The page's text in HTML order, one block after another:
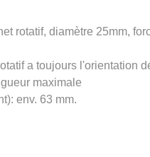
rotatif, diamètre 25mm,
a toujours l'orientation
maximale
env. 63 mm.